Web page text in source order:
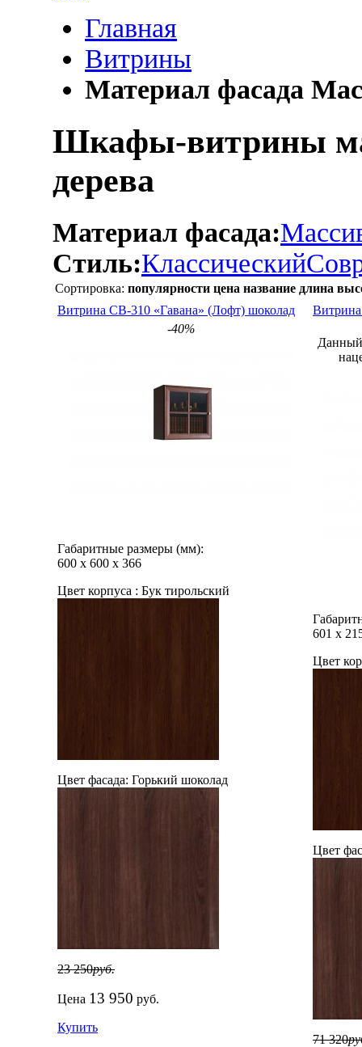
Главная
Витрины
Материал фасада
Шкафы-витрины
дерева
Материал фасада:
Стиль:Классический
Сортировка: популярности цена название длина
Витрина СВ-310 «Гавана» (Лофт) шоколад
-40%
Габаритные размеры (мм):
600 х 600 х 366
Цвет корпуса : Бук тирольский
Цвет фасада: Горький шоколад
23 250руб.
Цена 13 950 руб.
Купить
Данный
601 х
Цвет
Цвет
71 320